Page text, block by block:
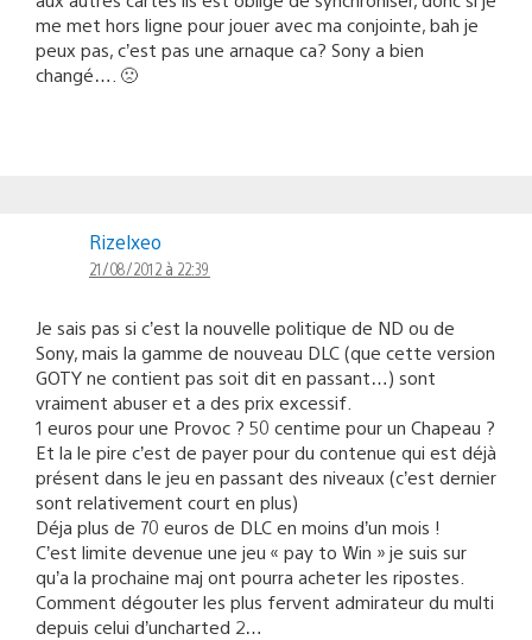
me met hors ligne pour jouer avec ma conjointe, bah je
peux pas, c’est pas une arnaque ca? Sony a bien
changé…. 🙁
Rizelxeo
21/08/2012 à 22:39
Je sais pas si c’est la nouvelle politique de ND ou de
Sony, mais la gamme de nouveau DLC (que cette version
GOTY ne contient pas soit dit en passant…) sont
vraiment abuser et a des prix excessif.
1 euros pour une Provoc ? 50 centime pour un Chapeau ?
Et la le pire c’est de payer pour du contenue qui est déjà
présent dans le jeu en passant des niveaux (c’est dernier
sont relativement court en plus)
Déja plus de 70 euros de DLC en moins d’un mois !
C’est limite devenue une jeu « pay to Win » je suis sur
qu’a la prochaine maj ont pourra acheter les ripostes.
Comment dégouter les plus fervent admirateur du multi
depuis celui d’uncharted 2…